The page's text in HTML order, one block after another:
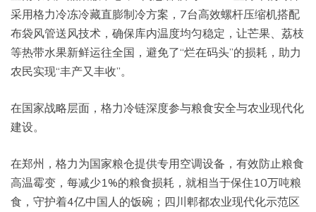
采用格力冷冻冷藏直膨制冷方案，7台高效螺杆压缩机搭配
布袋风管送风技术，确保库内温度均匀稳定，让芒果、荔枝
等热带水果新鲜运往全国，避免了“烂在码头”的损耗，助力
农民实现“丰产又丰收”。
在国家战略层面，格力冷链深度参与粮食安全与农业现代化
建设。
在郑州，格力为国家粮仓提供专用空调设备，有效防止粮食
高温霉变，每减少1%的粮食损耗，就相当于保住10万吨粮
食，守护着4亿中国人的饭碗；四川郫都农业现代化示范区